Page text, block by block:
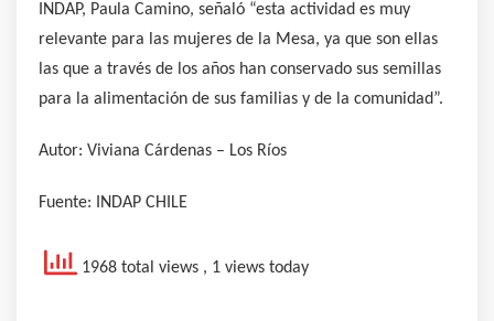
INDAP, Paula Camino, señaló “esta actividad es muy
relevante para las mujeres de la Mesa, ya que son ellas
las que a través de los años han conservado sus semillas
para la alimentación de sus familias y de la comunidad”.
Autor: Viviana Cárdenas – Los Ríos
Fuente: INDAP CHILE
1968 total views , 1 views today